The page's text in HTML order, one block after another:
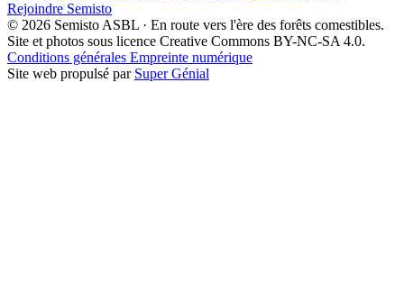
Rejoindre Semisto
© 2026 Semisto ASBL · En route vers l'ère des forêts comestibles.
Site et photos sous licence Creative Commons BY-NC-SA 4.0.
Conditions générales Empreinte numérique
Site web propulsé par Super Génial